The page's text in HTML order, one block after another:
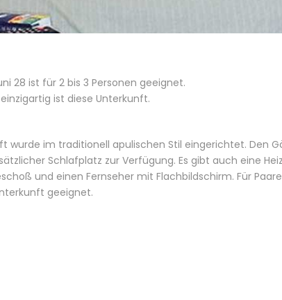
28 ist für 2 bis 3 Personen geeignet.
ist diese Unterkunft.
wurde im traditionell apulischen Stil eingerichtet. Den
Schlafplatz zur Verfügung. Es gibt auch eine
und einen Fernseher mit Flachbildschirm. Für
geeignet.